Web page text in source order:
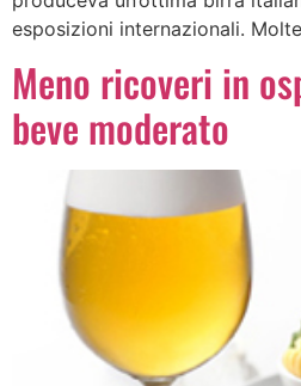
esposizioni internazionali.
Meno ricoveri in
beve moderato